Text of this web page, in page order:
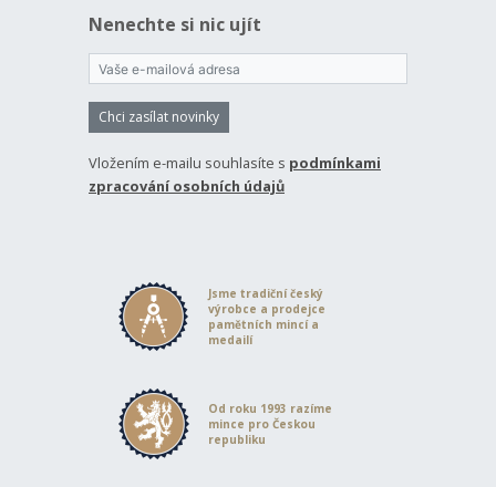
Nenechte si nic ujít
Chci zasílat novinky
Vložením e-mailu souhlasíte s podmínkami
zpracování osobních údajů
Jsme tradiční český
výrobce a prodejce
pamětních mincí a
medailí
Od roku 1993 razíme
mince pro Českou
republiku